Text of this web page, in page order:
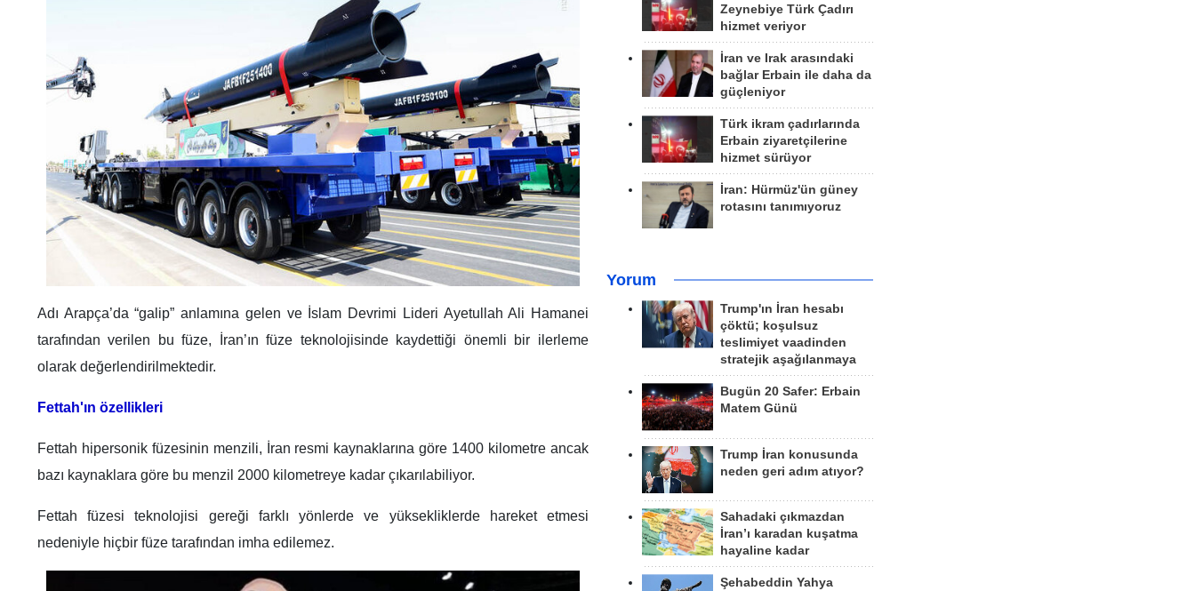
Adı Arapça’da “galip” anlamına gelen ve İslam Devrimi Lideri Ayetullah Ali Hamanei
tarafından verilen bu füze, İran’ın füze teknolojisinde kaydettiği önemli bir ilerleme
olarak değerlendirilmektedir.
Fettah'ın özellikleri
Fettah hipersonik füzesinin menzili, İran resmi kaynaklarına göre 1400 kilometre ancak
bazı kaynaklara göre bu menzil 2000 kilometreye kadar çıkarılabiliyor.
Fettah füzesi teknolojisi gereği farklı yönlerde ve yüksekliklerde hareket etmesi
nedeniyle hiçbir füze tarafından imha edilemez.
Zeynebiye Türk Çadırı
hizmet veriyor
İran ve Irak arasındaki
bağlar Erbain ile daha da
güçleniyor
Türk ikram çadırlarında
Erbain ziyaretçilerine
hizmet sürüyor
İran: Hürmüz'ün güney
rotasını tanımıyoruz
Yorum
Trump'ın İran hesabı
çöktü; koşulsuz
teslimiyet vaadinden
stratejik aşağılanmaya
Bugün 20 Safer: Erbain
Matem Günü
Trump İran konusunda
neden geri adım atıyor?
Sahadaki çıkmazdan
İran’ı karadan kuşatma
hayaline kadar
Şehabeddin Yahya